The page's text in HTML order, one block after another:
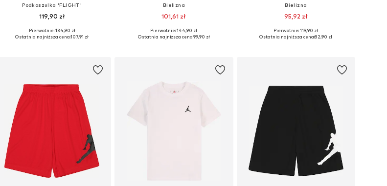
Podkoszulka 'FLIGHT'
119,90 zł
Dostępne rozmiary: 128-138, 138-147
Pierwotnie: 134,90 zł
Ostatnia najniższa cena:107,91 zł
Bielizna
101,61 zł
Pierwotnie: 144,90 zł
Ostatnia najniższa cena:99,90 zł
Bielizna
95,92 zł
Pierwotnie: 119,90 zł
Ostatnia najniższa cena:82,90 zł